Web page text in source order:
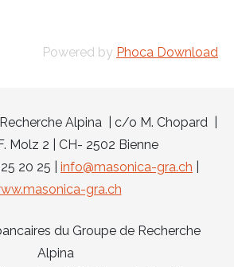
Powered by Phoca Download
Alpina | c/o M. Chopard |
Molz 2 | CH- 2502 Bienne
20 25 | info@masonica-gra.ch
gra.ch
du Groupe de Recherche
Alpina